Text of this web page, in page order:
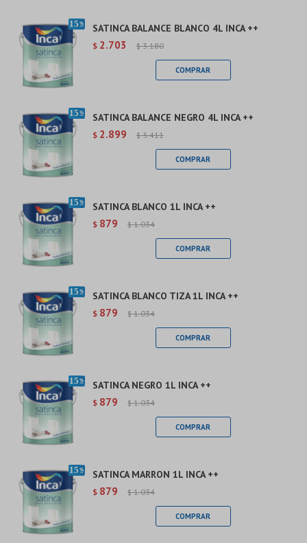
SATINCA BALANCE BLANCO 4L INCA ++
$ 2.703 $ 3.180
SATINCA BALANCE NEGRO 4L INCA ++
$ 2.899 $ 3.411
SATINCA BLANCO 1L INCA ++
$ 879 $ 1.034
SATINCA BLANCO TIZA 1L INCA ++
$ 879 $ 1.034
SATINCA NEGRO 1L INCA ++
$ 879 $ 1.034
SATINCA MARRON 1L INCA ++
$ 879 $ 1.034